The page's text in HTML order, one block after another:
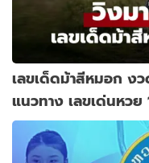
เลขเด็ดม้าสีหมอก ง
แนวทาง เลขเด่นหวย